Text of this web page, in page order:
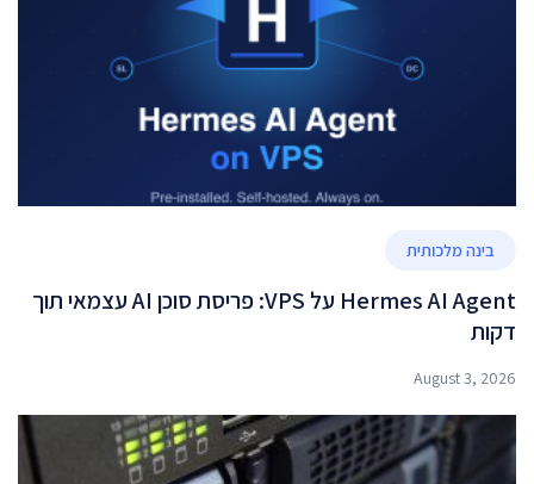
בינה מלכותית
Hermes AI Agent על VPS: פריסת סוכן AI עצמאי תוך
דקות
August 3, 2026